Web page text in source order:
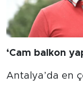
‘Cam balkon
Antalya’da en